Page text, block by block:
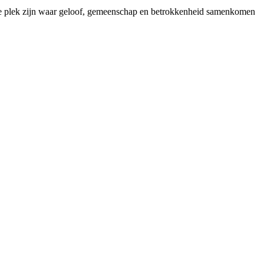
zijn waar geloof, gemeenschap en betrokkenheid samenkomen